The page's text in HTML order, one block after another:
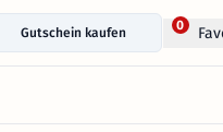
Gutschein kaufen
0